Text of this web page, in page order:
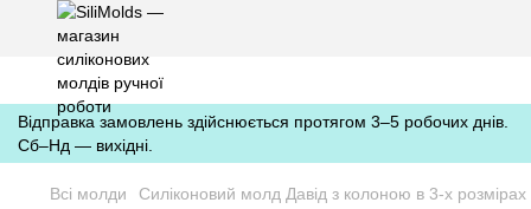
https://silimolds.com.ua//.well-known/apple-developer-merchantid-
domain-association
Відправка замовлень здійснюється протягом 3–5 робочих днів.
Сб–Нд — вихідні.
Всі молди Силіконовий молд Давід з колоною в 3-х розмірах